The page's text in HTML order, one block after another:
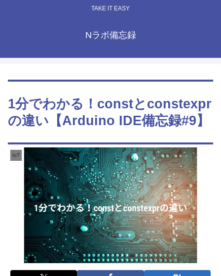
TAKE IT EASY
Nラボ備忘録
1分でわかる！constとconstexpr
の違い【Arduino IDE備忘録#9】
IoT